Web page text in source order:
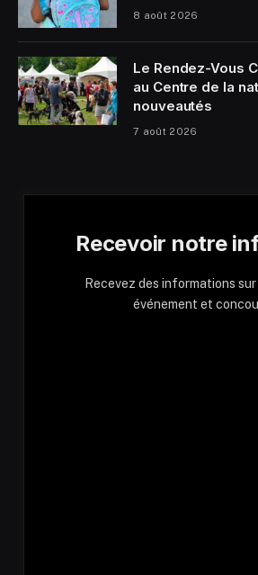
8 août 2026
Le Rendez-Vous
au Centre de la
nouveautés
7 août 2026
Recevoir notre
Recevez des informations
événement et